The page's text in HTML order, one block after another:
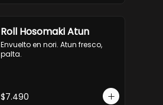
Roll Hosomaki Atun
Envuelto en nori. Atun fresco,
palta.
$7.490